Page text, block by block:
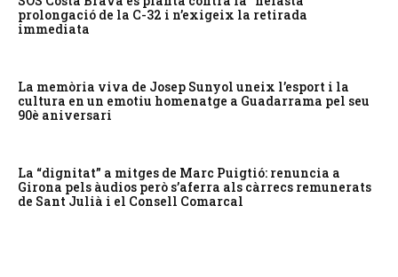
prolongació de la C-32 i n’exigeix la retirada
immediata
La memòria viva de Josep Sunyol uneix l’esport i la
cultura en un emotiu homenatge a Guadarrama pel seu
90è aniversari
La “dignitat” a mitges de Marc Puigtió: renuncia a
Girona pels àudios però s’aferra als càrrecs remunerats
de Sant Julià i el Consell Comarcal